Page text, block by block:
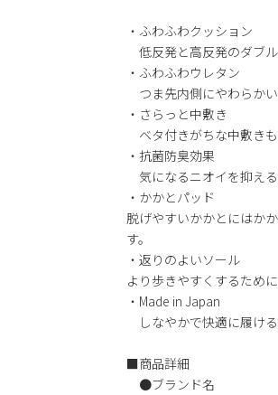
・ふわふわクッション
低反発と高反発のダブ
・ふわふわウレタン
つま先内側にやわらか
・さらっと中敷き
ベタ付きがちな中敷き
・抗菌防臭効果
気になるニオイを抑え
・かかとパッド
脱げやすいかかとにはか
す。
・返りのよいソール
より歩きやすくするため
・Made in Japan
しなやかで快適に履け
■商品詳細
●ブランド名